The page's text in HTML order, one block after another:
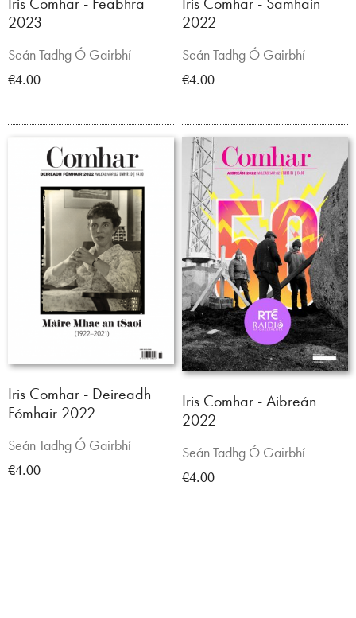
2023
Seán Tadhg Ó Gairbhí
€4.00
2022
Seán Tadhg Ó Gairbhí
€4.00
Iris Comhar - Deireadh
Fómhair 2022
Seán Tadhg Ó Gairbhí
€4.00
Iris Comhar - Aibreán
2022
Seán Tadhg Ó Gairbhí
€4.00